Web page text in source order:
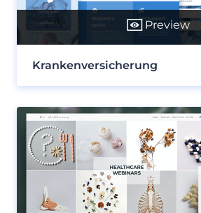
Preview
Krankenversicherung